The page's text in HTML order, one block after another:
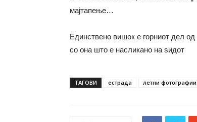
мајтапење…
Единствено вишок е горниот дел од
со она што е насликано на ѕидот
ТАГОВИ естрада летни фотографии